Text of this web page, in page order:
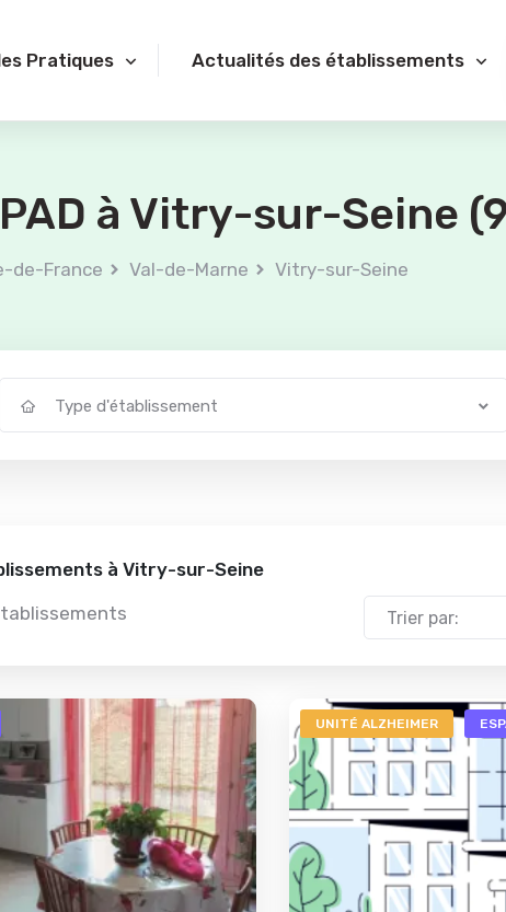
Pratiques Actualités des établissements
à Vitry-sur-Seine
de-France Val-de-Marne Vitry-sur-Seine
Type d'établissement
à Vitry-sur-Seine
Trier par:
UNITÉ ALZHEIMER